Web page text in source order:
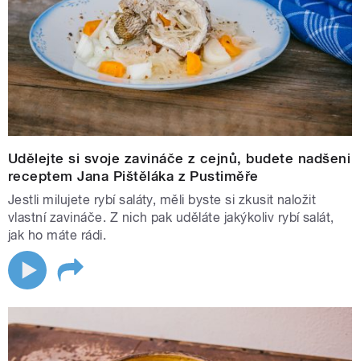
Udělejte si svoje zavináče z cejnů, budete nadšeni
receptem Jana Pištěláka z Pustiměře
Jestli milujete rybí saláty, měli byste si zkusit naložit
vlastní zavináče. Z nich pak uděláte jakýkoliv rybí salát,
jak ho máte rádi.